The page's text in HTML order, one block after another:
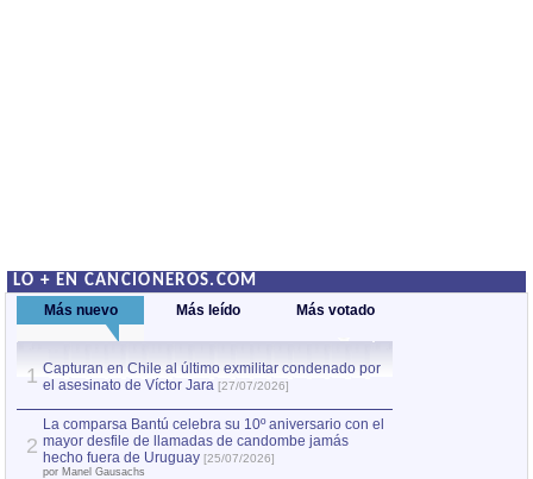
LO + EN CANCIONEROS.COM
Más nuevo Más leído Más votado
1 Capturan en Chile al último exmilitar condenado por
el asesinato de Víctor Jara [27/07/2026]
2
La comparsa Bantú celebra su 10º aniversario con el
mayor desfile de llamadas de candombe jamás
hecho fuera de Uruguay [25/07/2026]
por Manel Gausachs